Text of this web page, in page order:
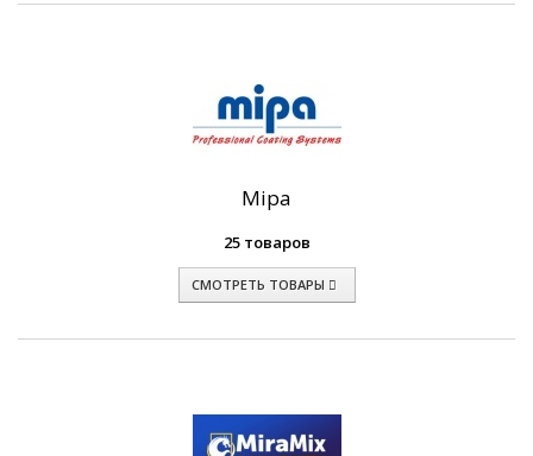
Mipa
25 товаров
СМОТРЕТЬ ТОВАРЫ